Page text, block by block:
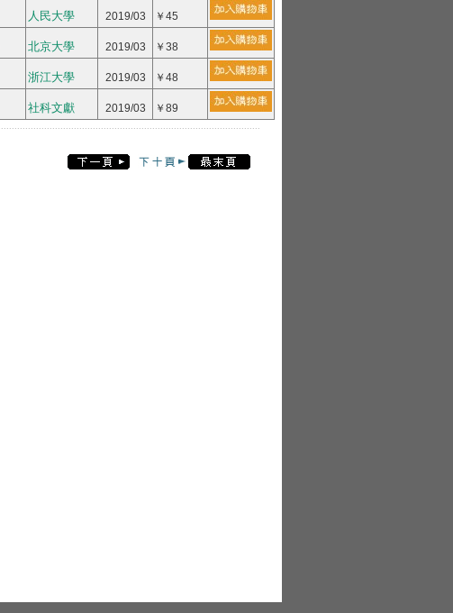
人民大學 2019/03 ￥45
北京大學 2019/03 ￥38
浙江大學 2019/03 ￥48
社科文獻 2019/03 ￥89